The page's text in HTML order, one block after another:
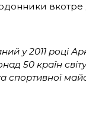
у 2011 році
50 країн
спортивної